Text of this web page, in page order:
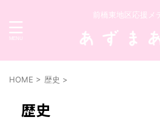
前橋東地区応援メ
HOME > 歴史 >
歴史